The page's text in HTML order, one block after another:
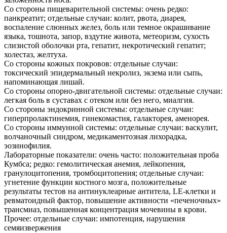
Со стороны пищеварительной системы: очень редко:
панкреатит; отдельные случаи: колит, рвота, диарея,
воспаление слюнных желез, боль или темное окрашивание
языка, тошнота, запор, вздутие живота, метеоризм, сухость
слизистой оболочки рта, гепатит, некротический гепатит;
холестаз, желтуха.
Со стороны кожных покровов: отдельные случаи:
токсический эпидермальный некролиз, экзема или сыпь,
напоминающая лишай.
Со стороны опорно-двигательной системы: отдельные случаи:
легкая боль в суставах с отеком или без него, миалгия.
Со стороны эндокринной системы: отдельные случаи:
гиперпролактинемия, гинекомастия, галакторея, аменорея.
Со стороны иммунной системы: отдельные случаи: васкулит,
волчаночный синдром, медикаментозная лихорадка,
эозинофилия.
Лабораторные показатели: очень часто: положительная проба
Кумбса; редко: гемолитическая анемия, лейкопения,
гранулоцитопения, тромбоцитопения; отдельные случаи:
угнетение функции костного мозга, положительные
результаты тестов на антинуклеарные антитела, LE-клетки и
ревматоидный фактор, повышение активности «печеночных»
трансмиаз, повышенная концентрация мочевины в крови.
Прочее: отдельные случаи: импотенция, нарушения
семяизвержения